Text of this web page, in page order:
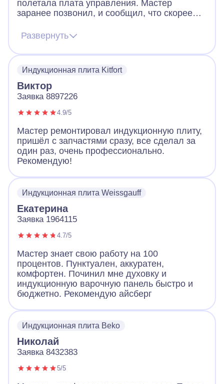
полетала плата управления. Мастер
заранее позвонил, и сообщил, что скорее
починить и без замены. Цена на платы
начинается от 12к и выше. Мастер приехал,
все продиагностировал и смог починить без
Развернуть
Индукционная плита Kitfort
Виктор
Заявка 8897226
4.9/5
Мастер ремонтировал индукционную плиту,
пришёл с запчастями сразу, все сделал за
один раз, очень профессионально.
Рекомендую!
Индукционная плита Weissgauff
Екатерина
Заявка 1964115
4.7/5
Мастер знает свою работу на 100
процентов. Пунктуален, аккуратен,
комфортен. Починил мне духовку и
индукционную варочную панель быстро и
бюджетно. Рекомендую айсберг
Индукционная плита Beko
Николай
Заявка 8432383
5/5